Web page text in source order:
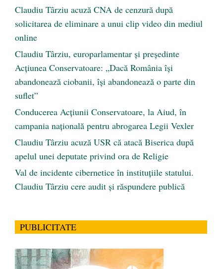
Claudiu Târziu acuză CNA de cenzură după
solicitarea de eliminare a unui clip video din mediul
online
Claudiu Târziu, europarlamentar și președinte
Acțiunea Conservatoare: „Dacă România își
abandonează ciobanii, își abandonează o parte din
suflet”
Conducerea Acțiunii Conservatoare, la Aiud, în
campania națională pentru abrogarea Legii Vexler
Claudiu Târziu acuză USR că atacă Biserica după
apelul unei deputate privind ora de Religie
Val de incidente cibernetice în instituțiile statului.
Claudiu Târziu cere audit și răspundere publică
PUBLICITATE